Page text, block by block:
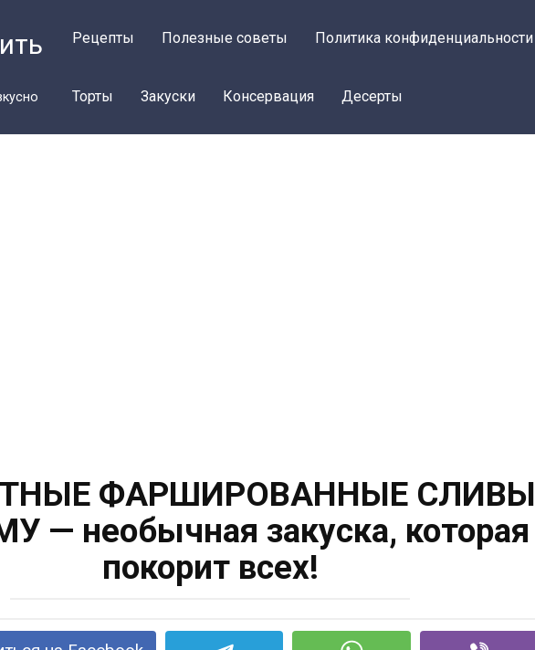
Рецепты Полезные советы Политика конфиденциальности
Торты Закуски Консервация Десерты
ФАРШИРОВАННЫЕ СЛИВЫ
— необычная закуска, которая
покорит всех!